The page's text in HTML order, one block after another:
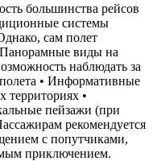
большинства рейсов
системы
сам полет
виды на
наблюдать за
• Информативные
территориях •
пейзажи (при
рекомендуется
с попутчиками,
приключением.